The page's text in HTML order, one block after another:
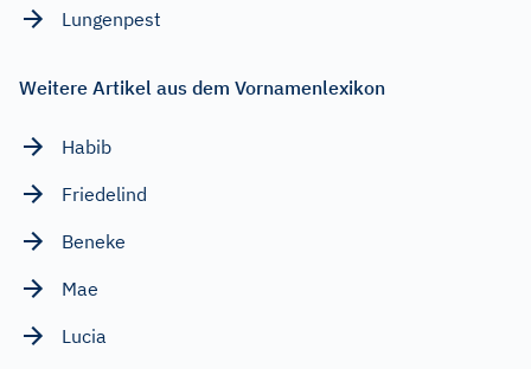
Lungenpest
Weitere Artikel aus dem Vornamenlexikon
Habib
Friedelind
Beneke
Mae
Lucia